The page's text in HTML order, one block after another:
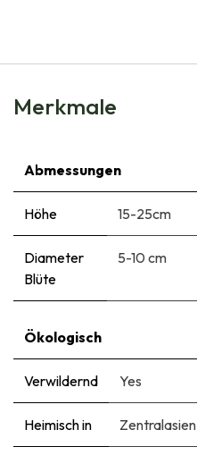
Merkmale
Abmessungen
Höhe 15-25cm
Diameter
Blüte
5-10 cm
Ökologisch
Verwildernd Yes
Heimisch in Zentralasien